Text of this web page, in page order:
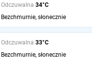
Odczuwalna 34°C
Bezchmurnie, słonecznie
Odczuwalna 33°C
Bezchmurnie, słonecznie